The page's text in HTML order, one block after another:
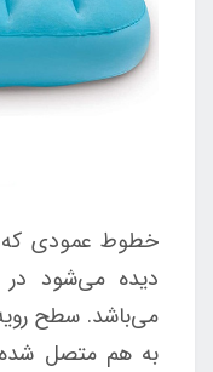
خطوط عمودی
دیده می‌شود در
می‌باشد. سطح
به هم متصل